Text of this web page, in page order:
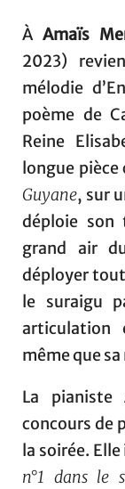
ÀAmaïs
2023)
mélodie
poème de
Reine
longue
Guyane, sur
déploie
grand air
déployer
le suraigu
articulation
même que
La pianiste
concours de
la soirée.
n°1 dans le